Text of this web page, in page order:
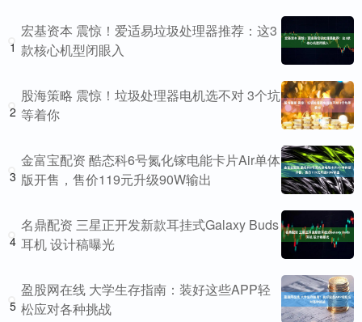
1
宏基资本 震惊！爱适易垃圾处理器推荐：这3
款核心机型闭眼入
2
股海策略 震惊！垃圾处理器电机选不对 3个坑
等着你
3
金富宝配资 酷态科6号氮化镓电能卡片Air单体
版开售，售价119元升级90W输出
4
名鼎配资 三星正开发新款耳挂式Galaxy Buds
耳机 设计稿曝光
5
盈股网在线 大学生存指南：装好这些APP轻
松应对各种挑战